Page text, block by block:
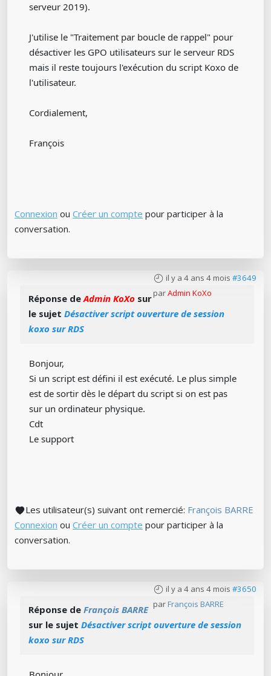
serveur 2019).
J'utilise le "Traitement par boucle de rappel" pour
désactiver les GPO utilisateurs sur le serveur RDS
mais il reste toujours l'exécution du script Koxo de
l'utilisateur.
Cordialement,
François
Connexion ou Créer un compte pour participer à la
conversation.
il y a 4 ans 4 mois #3649
parAdmin KoXo
Réponse deAdmin KoXo sur
le sujet Désactiver script ouverture de session
koxo sur RDS
Bonjour,
Si un script est défini il est exécuté. Le plus simple
est de sortir dès le départ du script si on est pas
sur un ordinateur physique.
Cdt
Le support
Les utilisateur(s) suivant ont remercié: François BARRE
Connexion ou Créer un compte pour participer à la
conversation.
il y a 4 ans 4 mois #3650
par François BARRE
Réponse de François BARRE
sur le sujet Désactiver script ouverture de session
koxo sur RDS